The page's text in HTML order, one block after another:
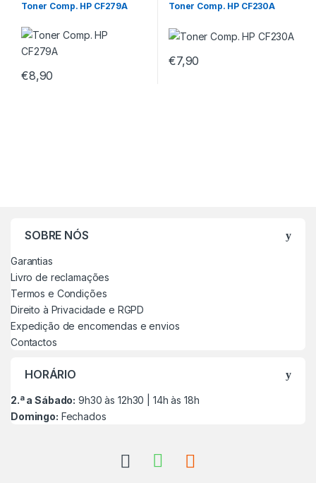
Toner Comp. HP CF279A
€8,90
Toner Comp. HP CF230A
€7,90
SOBRE NÓS
Garantias
Livro de reclamações
Termos e Condições
Direito à Privacidade e RGPD
Expedição de encomendas e envios
Contactos
HORÁRIO
2.ª a Sábado: 9h30 às 12h30 | 14h às 18h
Domingo: Fechados